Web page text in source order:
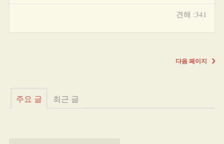
견해 :341
다음 페이지
주요 글 최근 글